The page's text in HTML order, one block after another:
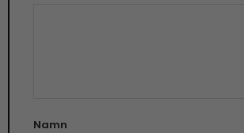
Namn